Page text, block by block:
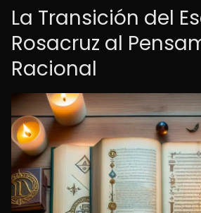
La Transición del
Rosacruz al
Racional